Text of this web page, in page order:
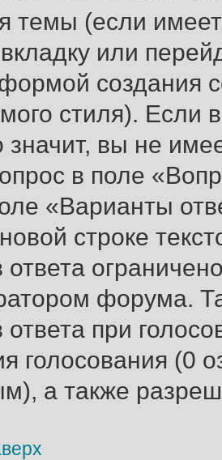
темы (если
или
создания
стиля). Если
вы не
в поле
«Варианты
строке
ответа
форума.
ответа при
голосования (0
а также